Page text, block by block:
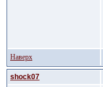
Наверх
shock07